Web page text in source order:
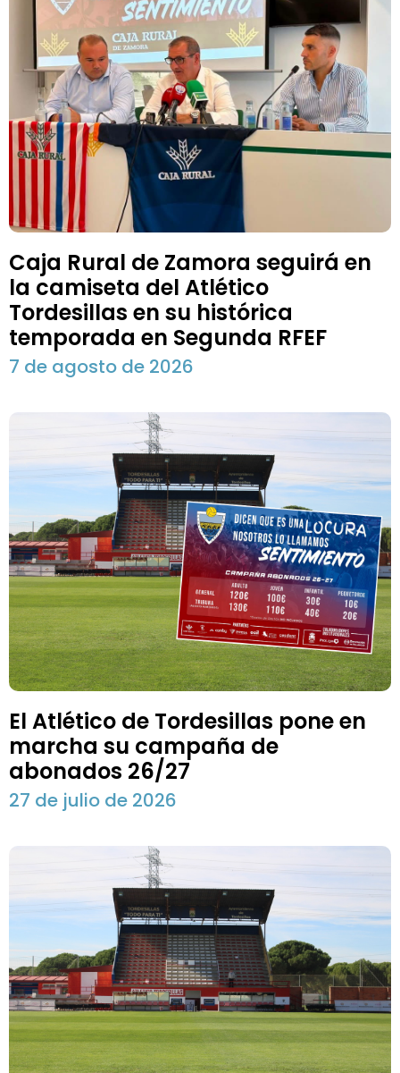
Caja Rural de Zamora seguirá en
la camiseta del Atlético
Tordesillas en su histórica
temporada en Segunda RFEF
7 de agosto de 2026
El Atlético de Tordesillas pone en
marcha su campaña de
abonados 26/27
27 de julio de 2026